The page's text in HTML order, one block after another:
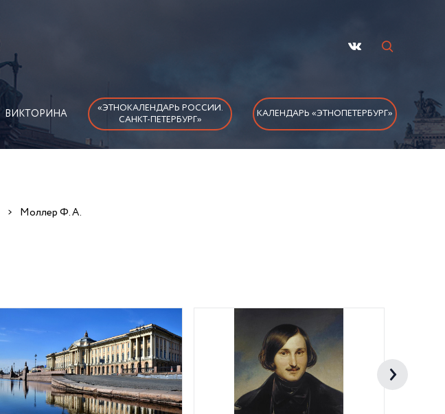
ВИКТОРИНА
«ЭТНОКАЛЕНДАРЬ РОССИИ.
САНКТ-ПЕТЕРБУРГ»
КАЛЕНДАРЬ «ЭТНОПЕТЕРБУРГ»
Моллер Ф. А.